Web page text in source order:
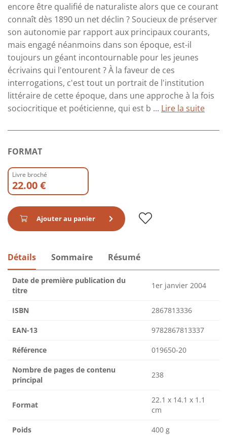
encore être qualifié de naturaliste alors que ce courant
connaît dès 1890 un net déclin ? Soucieux de préserver
son autonomie par rapport aux principaux courants,
mais engagé néanmoins dans son époque, est-il
toujours un géant incontournable pour les jeunes
écrivains qui l'entourent ? À la faveur de ces
interrogations, c'est tout un portrait de l'institution
littéraire de cette époque, dans une approche à la fois
sociocritique et poéticienne, qui est b ... Lire la suite
FORMAT
Livre broché
22.00 €
Ajouter au panier
Détails Sommaire Résumé
Date de première publication du
titre
1er janvier 2004
ISBN 2867813336
EAN-13 9782867813337
Référence 019650-20
Nombre de pages de contenu
principal
238
Format
22.1 x 14.1 x 1.1
cm
Poids 400 g